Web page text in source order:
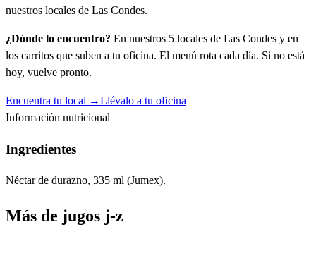
nuestros locales de Las Condes.
¿Dónde lo encuentro? En nuestros 5 locales de Las Condes y en
los carritos que suben a tu oficina. El menú rota cada día. Si no está
hoy, vuelve pronto.
Encuentra tu local →Llévalo a tu oficina
Información nutricional
Ingredientes
Néctar de durazno, 335 ml (Jumex).
Más de jugos j-z